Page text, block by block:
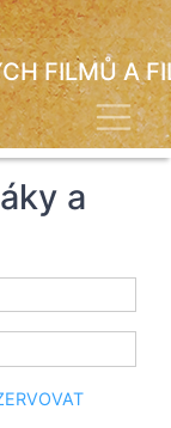
FILMŮ A
a